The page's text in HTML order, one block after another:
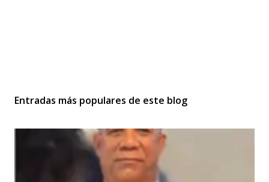
Entradas más populares de este blog